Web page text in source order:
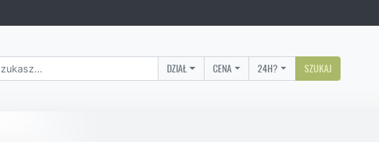
DZIAŁ CENA 24H? SZUKAJ